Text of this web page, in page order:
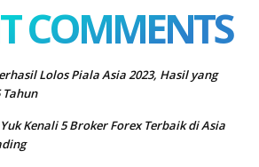
COMMENTS
Lolos Piala Asia 2023, Hasil yang
Yuk Kenali 5 Broker Forex Terbaik di Asia